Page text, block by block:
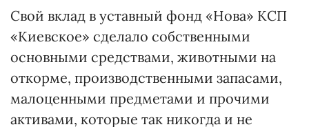
Свой вклад в уставный фонд «Нова» КСП
«Киевское» сделало собственными
основными средствами, животными на
откорме, производственными запасами,
малоценными предметами и прочими
активами, которые так никогда и не